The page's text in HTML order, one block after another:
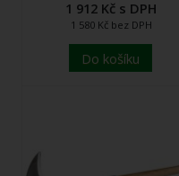
1 912 Kč s DPH
1 580 Kč bez DPH
Do košíku